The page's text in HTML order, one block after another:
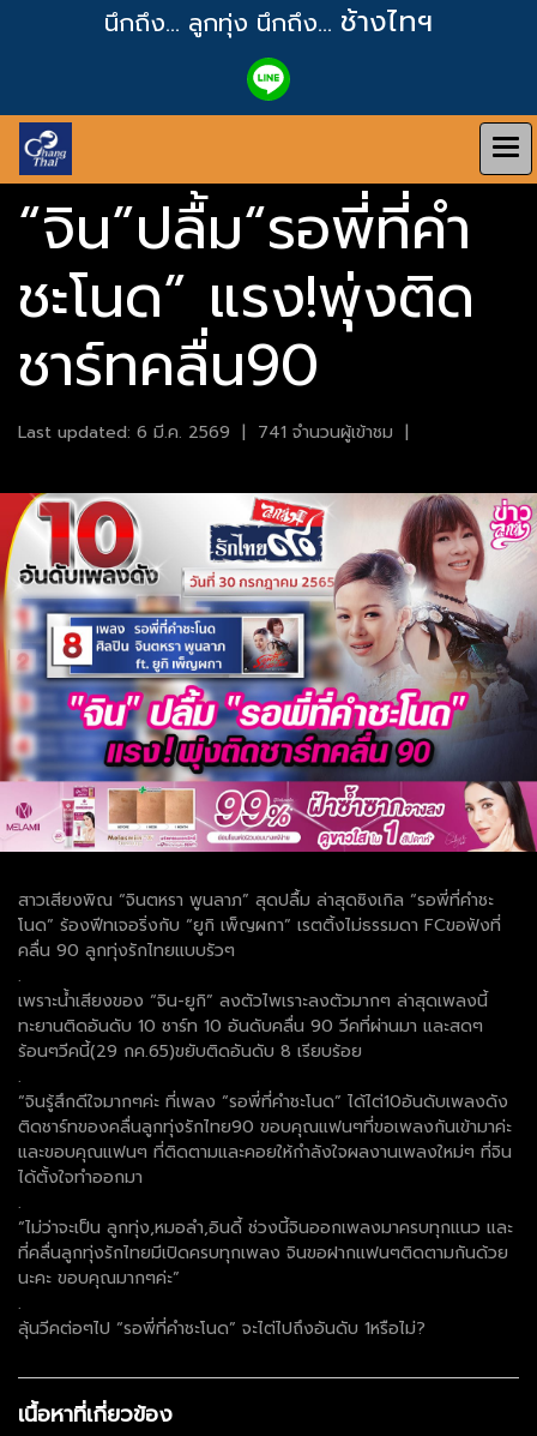
นึกถึง... ลูกทุ่ง นึกถึง... ช้างไทฯ
“จิน”ปลื้ม“รอพี่ที่คำ
ชะโนด” แรง!พุ่งติด
ชาร์ทคลื่น90
Last updated: 6 มี.ค. 2569 | 741 จำนวนผู้เข้าชม |
สาวเสียงพิณ “จินตหรา พูนลาภ” สุดปลื้ม ล่าสุดซิงเกิล “รอพี่ที่คำชะ
โนด” ร้องฟีทเจอริ่งกับ “ยูกิ เพ็ญผกา” เรตติ้งไม่ธรรมดา FCขอฟังที่
คลื่น 90 ลูกทุ่งรักไทยแบบรัวๆ
.
เพราะน้ำเสียงของ “จิน-ยูกิ” ลงตัวไพเราะลงตัวมากๆ ล่าสุดเพลงนี้
ทะยานติดอันดับ 10 ชาร์ท 10 อันดับคลื่น 90 วีคที่ผ่านมา และสดๆ
ร้อนๆวีคนี้(29 กค.65)ขยับติดอันดับ 8 เรียบร้อย
.
“จินรู้สึกดีใจมากๆค่ะ ที่เพลง “รอพี่ที่คำชะโนด” ได้ไต่10อันดับเพลงดัง
ติดชาร์ทของคลื่นลูกทุ่งรักไทย90 ขอบคุณแฟนๆที่ขอเพลงกันเข้ามาค่ะ
และขอบคุณแฟนๆ ที่ติดตามและคอยให้กำลังใจผลงานเพลงใหม่ๆ ที่จิน
ได้ตั้งใจทำออกมา
.
“ไม่ว่าจะเป็น ลูกทุ่ง,หมอลำ,อินดี้ ช่วงนี้จินออกเพลงมาครบทุกแนว และ
ที่คลื่นลูกทุ่งรักไทยมีเปิดครบทุกเพลง จินขอฝากแฟนๆติดตามกันด้วย
นะคะ ขอบคุณมากๆค่ะ”
.
ลุ้นวีคต่อๆไป “รอพี่ที่คำชะโนด” จะไต่ไปถึงอันดับ 1หรือไม่?
เนื้อหาที่เกี่ยวข้อง